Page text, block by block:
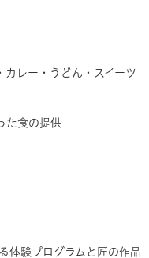
カレー・うどん・スイーツ
た食の提供
体験プログラムと匠の作品